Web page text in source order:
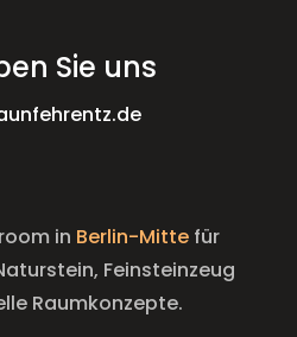
Sie uns
in Berlin-Mitte für
Feinsteinzeug
Raumkonzepte.